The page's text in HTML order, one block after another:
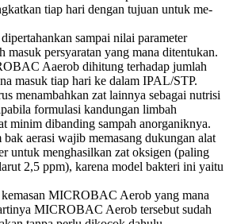
tiap hari dengan tujuan untuk me-
sampai nilai parameter
masuk persyaratan yang mana ditentukan.
Aaerob dihitung terhadap jumlah
masuk tiap hari ke dalam IPAL/STP.
menambahkan zat lainnya sebagai nutrisi
formulasi kandungan limbah
minim dibanding sampah anorganiknya.
bak aerasi wajib memasang dukungan alat
untuk menghasilkan zat oksigen (paling
2,5 ppm), karena model bakteri ini yaitu
MICROBAC Aerob yang mana
MICROBAC Aerob tersebut sudah